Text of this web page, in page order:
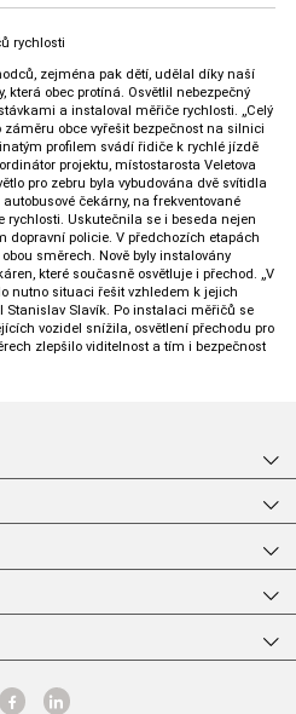
rychlosti
zejména pak dětí, udělal díky naší
která obec protíná. Osvětlil nebezpečný
a instaloval měřiče rychlosti. „Celý
obce vyřešit bezpečnost na silnici
profilem svádí řidiče k rychlé jízdě
projektu, místostarosta Veletova
pro zebru byla vybudována dvě svítidla
čekárny, na frekventované
rychlosti. Uskutečnila se i beseda nejen
dopravní policie. V předchozích etapách
směrech. Nově byly instalovány
které současně osvětluje i přechod. „V
nutno situaci řešit vzhledem k jejich
Stanislav Slavík. Po instalaci měřičů se
vozidel snížila, osvětlení přechodu pro
zlepšilo viditelnost a tím i bezpečnost